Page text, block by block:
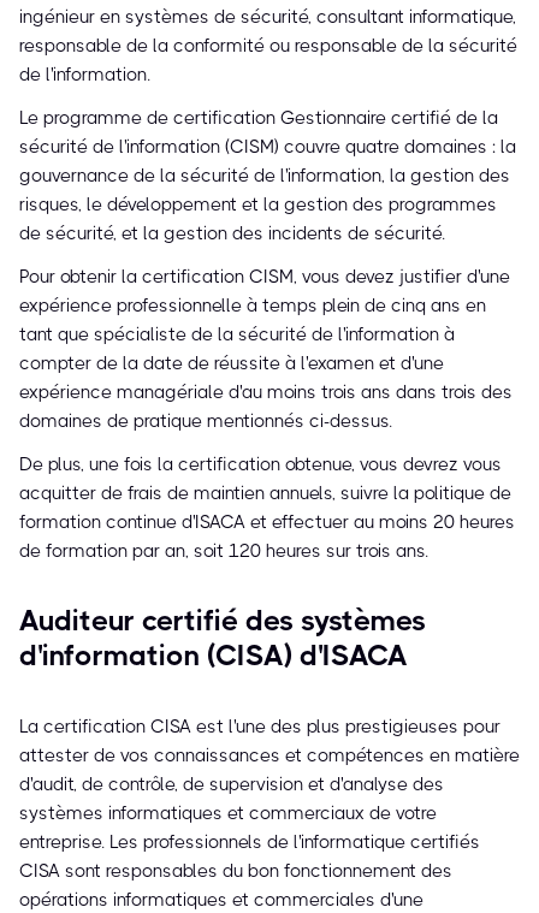
ingénieur en systèmes de sécurité, consultant informatique,
responsable de la conformité ou responsable de la sécurité
de l'information.
Le programme de certification Gestionnaire certifié de la
sécurité de l'information (CISM) couvre quatre domaines : la
gouvernance de la sécurité de l'information, la gestion des
risques, le développement et la gestion des programmes
de sécurité, et la gestion des incidents de sécurité.
Pour obtenir la certification CISM, vous devez justifier d'une
expérience professionnelle à temps plein de cinq ans en
tant que spécialiste de la sécurité de l'information à
compter de la date de réussite à l'examen et d'une
expérience managériale d'au moins trois ans dans trois des
domaines de pratique mentionnés ci-dessus.
De plus, une fois la certification obtenue, vous devrez vous
acquitter de frais de maintien annuels, suivre la politique de
formation continue d'ISACA et effectuer au moins 20 heures
de formation par an, soit 120 heures sur trois ans.
Auditeur certifié des systèmes
d'information (CISA) d'ISACA
La certification CISA est l'une des plus prestigieuses pour
attester de vos connaissances et compétences en matière
d'audit, de contrôle, de supervision et d'analyse des
systèmes informatiques et commerciaux de votre
entreprise. Les professionnels de l'informatique certifiés
CISA sont responsables du bon fonctionnement des
opérations informatiques et commerciales d'une